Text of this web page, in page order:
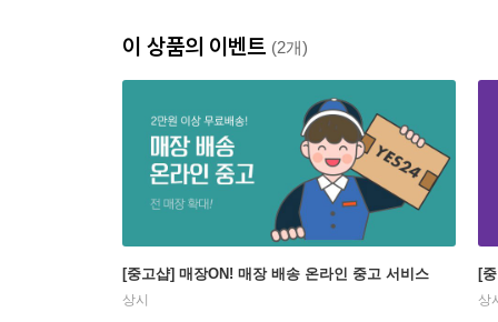
이 상품의 이벤트 (2개)
[중고샵] 매장ON! 매장 배송 온라인 중고 서비스
상시
[
상